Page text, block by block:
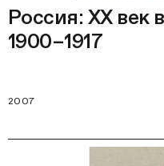
Россия: ХХ век
1900–1917
2007